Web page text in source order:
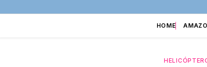
HOME